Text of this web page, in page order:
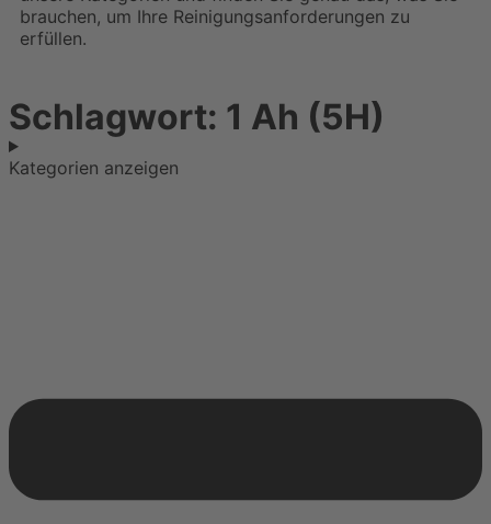
brauchen, um Ihre Reinigungsanforderungen zu
erfüllen.
Schlagwort: 1 Ah (5H)
Kategorien anzeigen